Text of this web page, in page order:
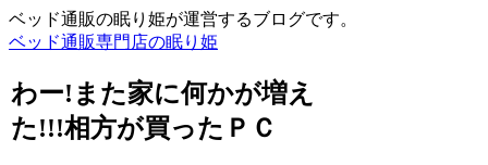
ベッド通販の眠り姫が運営するブログです。
ベッド通販専門店の眠り姫
わー!また家に何かが増え
た!!!相方が買ったＰＣ